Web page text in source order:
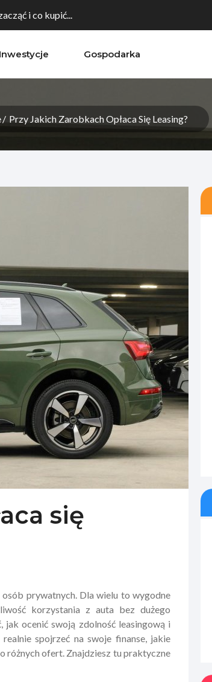
i co kupić...
Rola...
najwyższym...
Inwestycje Gospodarka
Przy Jakich Zarobkach Opłaca Się Leasing?
się
prywatnych. Dla wielu to wygodne
korzystania z auta bez dużego
ocenić swoją zdolność leasingową i
spojrzeć na swoje finanse, jakie
różnych ofert. Znajdziesz tu praktyczne